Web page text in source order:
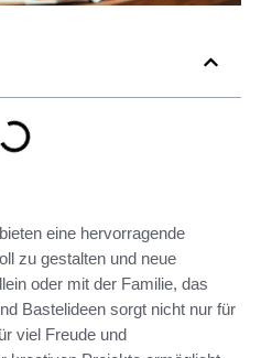
eine hervorragende
zu gestalten und neue
oder mit der Familie, das
Bastelideen sorgt nicht nur für
viel Freude und